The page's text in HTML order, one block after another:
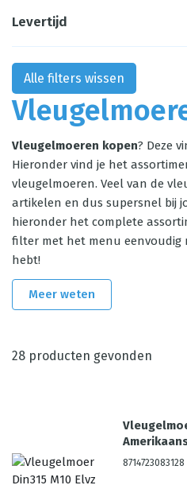
Vleugelmoeren kopen? Deze
Hieronder vind je het
vleugelmoeren. Veel van de
artikelen en dus supersnel bij
hieronder het complete
filter met het menu eenvoudig
hebt!
Meer weten
28 producten gevonden
8714723083128
Levertijd
Alle filters wissen